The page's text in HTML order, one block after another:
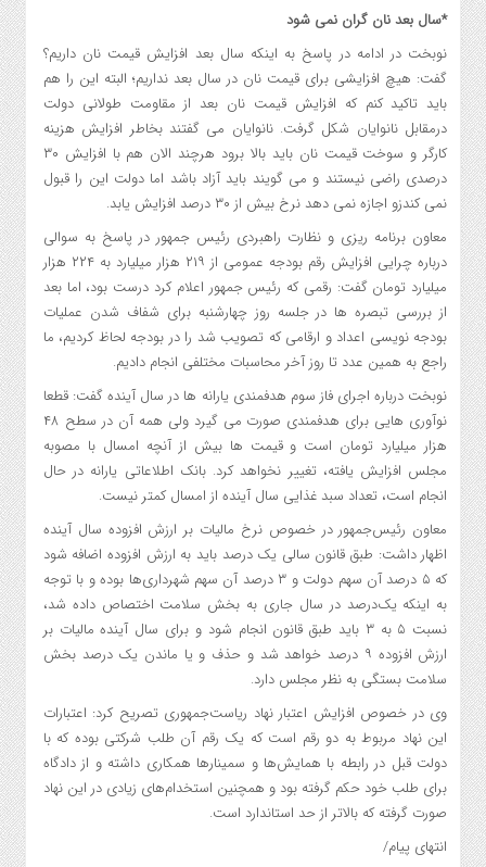
*سال بعد نان گران نمی شود
نوبخت در ادامه در پاسخ به اینکه سال بعد افزایش قیمت نان داریم؟
گفت: هیچ افزایشی برای قیمت نان در سال بعد نداریم؛ البته این را هم
باید تاکید کنم که افزایش قیمت نان بعد از مقاومت طولانی دولت
درمقابل نانوایان شکل گرفت. نانوایان می گفتند بخاطر افزایش هزینه
کارگر و سوخت قیمت نان باید بالا برود هرچند الان هم با افزایش ۳۰
درصدی راضی نیستند و می گویند باید آزاد باشد اما دولت این را قبول
نمی کندزو اجازه نمی دهد نرخ بیش از ۳۰ درصد افزایش یابد.
معاون برنامه ریزی و نظارت راهبردی رئیس جمهور در پاسخ به سوالی
درباره چرایی افزایش رقم بودجه عمومی از ۲۱۹ هزار میلیارد به ۲۲۴ هزار
میلیارد تومان گفت: رقمی که رئیس جمهور اعلام کرد درست بود، اما بعد
از بررسی تبصره ها در جلسه روز چهارشنبه برای شفاف شدن عملیات
بودجه نویسی اعداد و ارقامی که تصویب شد را در بودجه لحاظ کردیم، ما
راجع به همین عدد تا روز آخر محاسبات مختلفی انجام دادیم.
نوبخت درباره اجرای فاز سوم هدفمندی یارانه ها در سال آینده گفت: قطعا
نوآوری هایی برای هدفمندی صورت می گیرد ولی همه آن در سطح ۴۸
هزار میلیارد تومان است و قیمت ها بیش از آنچه امسال با مصوبه
مجلس افزایش یافته، تغییر نخواهد کرد. بانک اطلاعاتی یارانه در حال
انجام است، تعداد سبد غذایی سال آینده از امسال کمتر نیست.
معاون رئیس‌جمهور در خصوص نرخ مالیات بر ارزش افزوده سال آینده
اظهار داشت: طبق قانون سالی یک درصد باید به ارزش افزوده اضافه شود
که ۵ درصد آن سهم دولت و ۳ درصد آن سهم شهرداری‌ها بوده و با توجه
به اینکه یک‌درصد در سال جاری به بخش سلامت اختصاص داده شد،
نسبت ۵ به ۳ باید طبق قانون انجام شود و برای سال آینده مالیات بر
ارزش افزوده ۹ درصد خواهد شد و حذف و یا ماندن یک درصد بخش
سلامت بستگی به نظر مجلس دارد.
وی در خصوص افزایش اعتبار نهاد ریاست‌جمهوری تصریح کرد: اعتبارات
این نهاد مربوط به دو رقم است که یک رقم آن طلب شرکتی بوده که با
دولت قبل در رابطه با همایش‌ها و سمینارها همکاری داشته و از دادگاه
برای طلب خود حکم گرفته بود و همچنین استخدام‌های زیادی در این نهاد
صورت گرفته که بالاتر از حد استاندارد است.
انتهای پیام/